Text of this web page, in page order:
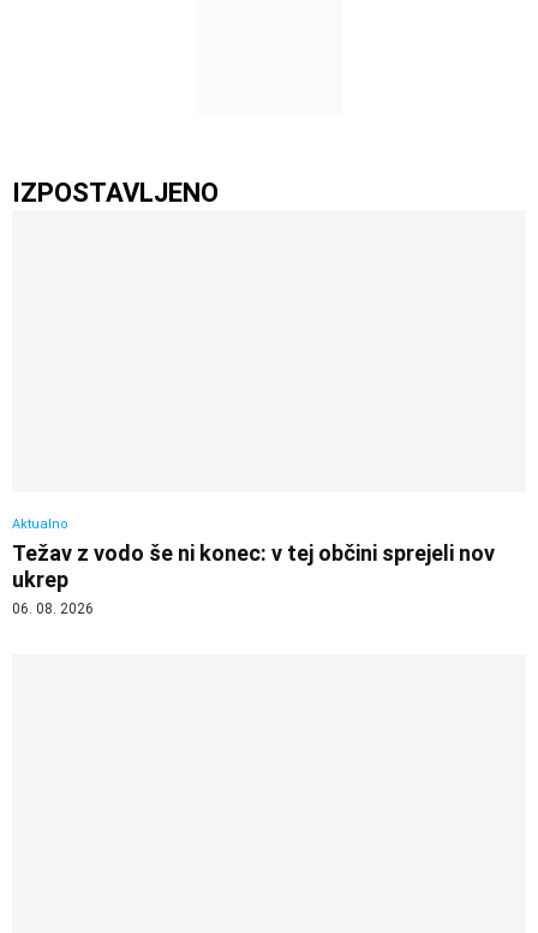
IZPOSTAVLJENO
Aktualno
Težav z vodo še ni konec: v tej občini sprejeli nov
ukrep
06. 08. 2026